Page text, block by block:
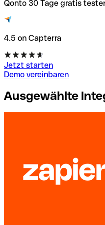
Qonto 30 Tage gratis
4.5 on Capterra
Jetzt starten
Demo vereinbaren
Ausgewählte